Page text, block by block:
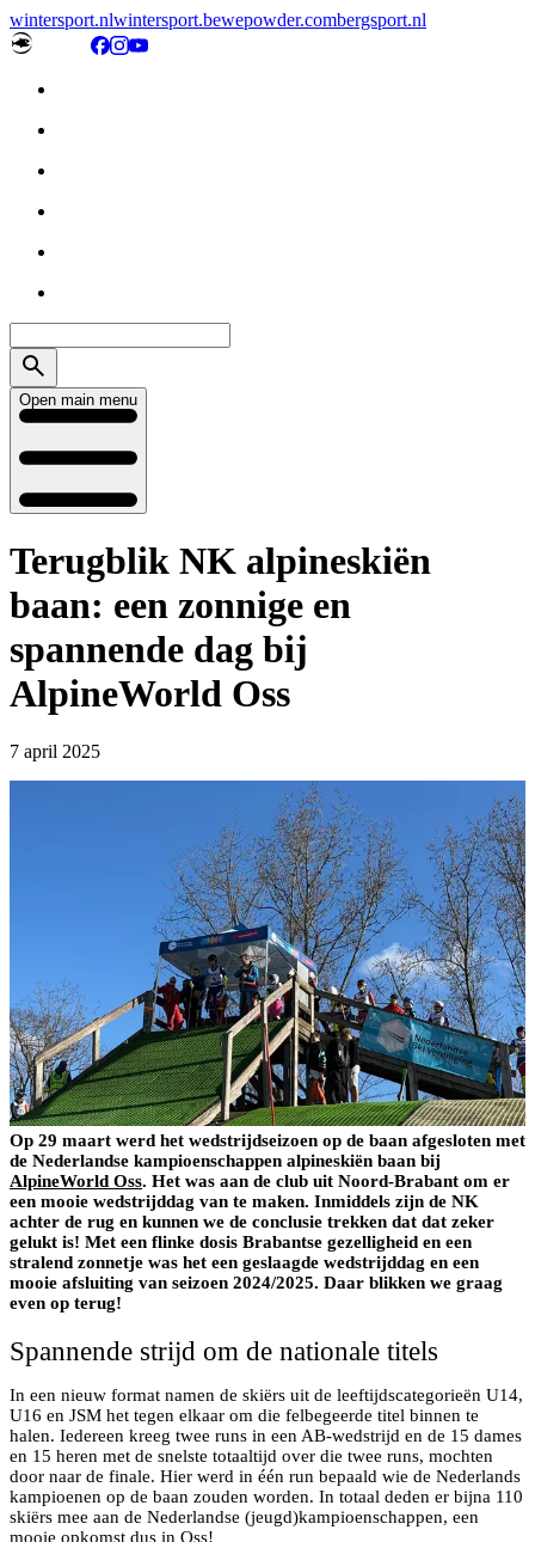
wintersport.nlwintersport.bewepowder.combergsport.nl
Open main menu
Terugblik NK alpineskiën
baan: een zonnige en
spannende dag bij
AlpineWorld Oss
7 april 2025
Op 29 maart werd het wedstrijdseizoen op de baan afgesloten met
de Nederlandse kampioenschappen alpineskiën baan bij
AlpineWorld Oss. Het was aan de club uit Noord-Brabant om er
een mooie wedstrijddag van te maken. Inmiddels zijn de NK
achter de rug en kunnen we de conclusie trekken dat dat zeker
gelukt is! Met een flinke dosis Brabantse gezelligheid en een
stralend zonnetje was het een geslaagde wedstrijddag en een
mooie afsluiting van seizoen 2024/2025. Daar blikken we graag
even op terug!
Spannende strijd om de nationale titels
In een nieuw format namen de skiërs uit de leeftijdscategorieën U14,
U16 en JSM het tegen elkaar om die felbegeerde titel binnen te
halen. Iedereen kreeg twee runs in een AB-wedstrijd en de 15 dames
en 15 heren met de snelste totaaltijd over die twee runs, mochten
door naar de finale. Hier werd in één run bepaald wie de Nederlands
kampioenen op de baan zouden worden. In totaal deden er bijna 110
skiërs mee aan de Nederlandse (jeugd)kampioenschappen, een
mooie opkomst dus in Oss!